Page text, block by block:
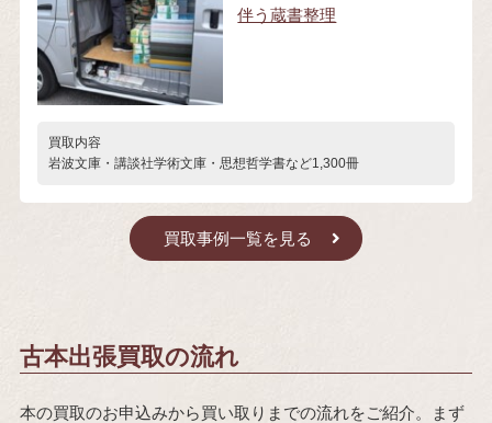
伴う蔵書整理
買取内容
岩波文庫・講談社学術文庫・思想哲学書など1,300冊
買取事例一覧を見る
古本出張買取の流れ
本の買取のお申込みから買い取りまでの流れをご紹介。まず